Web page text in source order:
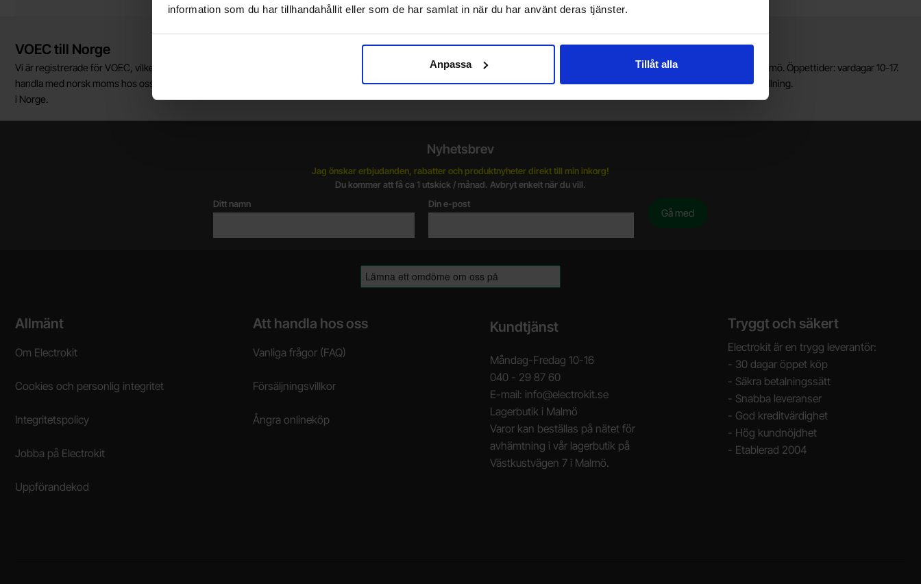
information som du har tillhandahållit eller som de har samlat in när du har använt deras tjänster.
Anpassa Tillåt alla
Kort allmän information
VOEC till Norge
Vi är registrerade för VOEC, vilket innebär at våra norska kunder kan
handla med norsk moms hos oss, och slipper avgifter för införtullning
i Norge.
Vill du jobba på Electrokit? Lagerbutik i Malmö
Välkommen till vår nya lagerbutik i Malmö. Öppettider: vardagar 10-17.
För snabbare service, gör en förbeställning.
Nyhetsbrev
Jag önskar erbjudanden, rabatter och produktnyheter direkt till min inkorg!
Du kommer att få ca 1 utskick / månad. Avbryt enkelt när du vill.
Ditt namn
Din e-post
Sidfot Blandad info och länkar
Allmänt
Om Electrokit
Cookies och personlig integritet
Integritetspolicy
Jobba på Electrokit
Uppförandekod
Att handla hos oss
Vanliga frågor (FAQ)
Försäljningsvillkor
Ångra onlineköp
Kundtjänst
Måndag-Fredag 10-16
040 - 29 87 60
E-mail: info@electrokit.se
Lagerbutik i Malmö
Varor kan beställas på nätet för
avhämtning i vår lagerbutik på
Västkustvägen 7 i Malmö.
Tryggt och säkert
Electrokit är en trygg leverantör:
- 30 dagar öppet köp
- Säkra betalningssätt
- Snabba leveranser
- God kreditvärdighet
- Hög kundnöjdhet
- Etablerad 2004